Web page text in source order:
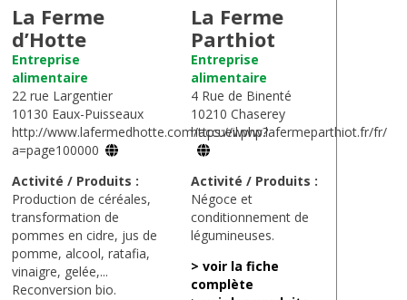
La Ferme
d’Hotte
Entreprise
alimentaire
22 rue Largentier
10130 Eaux-Puisseaux
http://www.lafermedhotte.com/accueil.php?
a=page100000
Activité / Produits :
Production de céréales,
transformation de
pommes en cidre, jus de
pomme, alcool, ratafia,
vinaigre, gelée,...
Reconversion bio.
La Ferme
Parthiot
Entreprise
alimentaire
4 Rue de Binenté
10210 Chaserey
https://www.lafermeparthiot.fr/fr/
Activité / Produits :
Négoce et
conditionnement de
légumineuses.
> voir la fiche
complète